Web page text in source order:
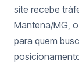
site recebe
Mantena/MG,
para quem